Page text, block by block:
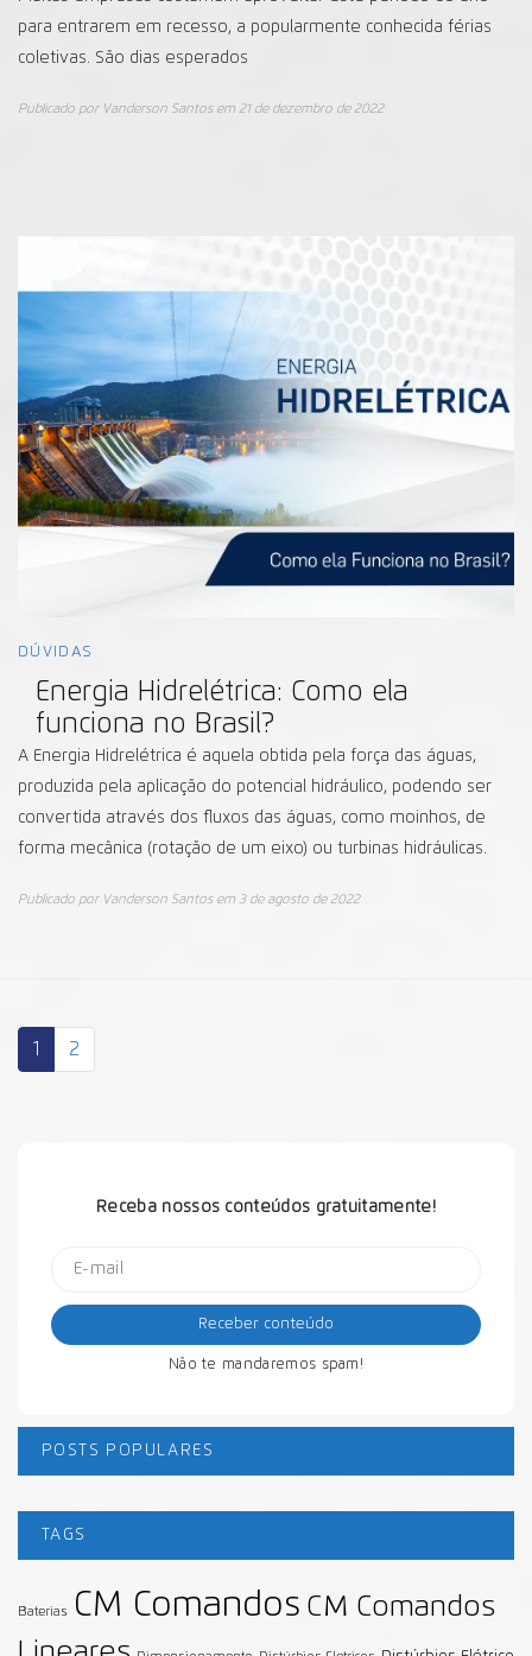
para entrarem em recesso, a popularmente conhecida férias
coletivas. São dias esperados
Publicado por Vanderson Santosem 21 de dezembro de 2022
DÚVIDAS
Energia Hidrelétrica: Como ela
funciona no Brasil?
A Energia Hidrelétrica é aquela obtida pela força das águas,
produzida pela aplicação do potencial hidráulico, podendo ser
convertida através dos fluxos das águas, como moinhos, de
forma mecânica (rotação de um eixo) ou turbinas hidráulicas.
Publicado por Vanderson Santosem 3 de agosto de 2022
1 2
Receba nossos conteúdos gratuitamente!
Não te mandaremos spam!
POSTS POPULARES
TAGS
Baterias CM Comandos CM Comandos